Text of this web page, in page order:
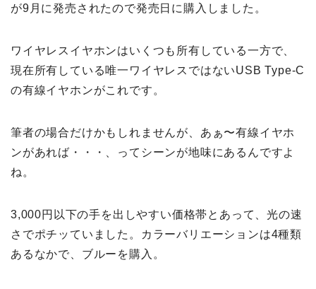
が9月に発売されたので発売日に購入しました。
ワイヤレスイヤホンはいくつも所有している一方で、
現在所有している唯一ワイヤレスではないUSB Type-C
の有線イヤホンがこれです。
筆者の場合だけかもしれませんが、あぁ〜有線イヤホ
ンがあれば・・・、ってシーンが地味にあるんですよ
ね。
3,000円以下の手を出しやすい価格帯とあって、光の速
さでポチッていました。カラーバリエーションは4種類
あるなかで、ブルーを購入。